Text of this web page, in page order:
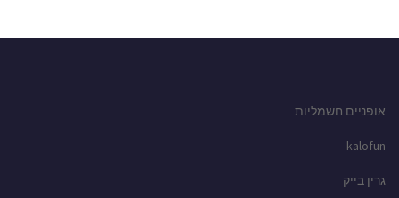
אופניים חשמליות
kalofun
גרין בייק